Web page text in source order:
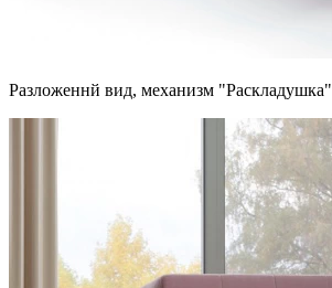
Разложеннй вид, механизм "Раскладушка"